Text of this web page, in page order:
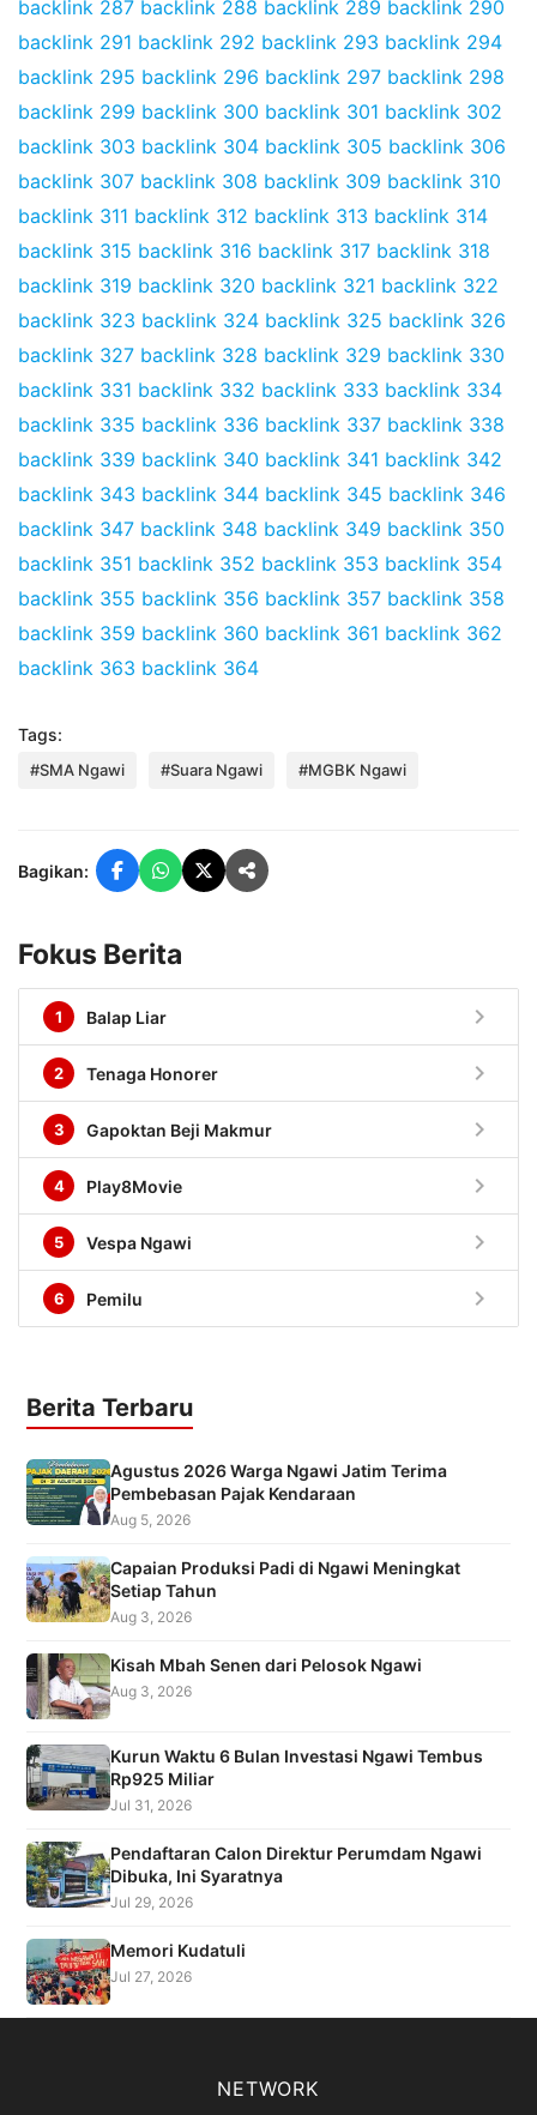
backlink 287 backlink 288 backlink 289 backlink 290
backlink 291 backlink 292 backlink 293 backlink 294
backlink 295 backlink 296 backlink 297 backlink 298
backlink 299 backlink 300 backlink 301 backlink 302
backlink 303 backlink 304 backlink 305 backlink 306
backlink 307 backlink 308 backlink 309 backlink 310
backlink 311 backlink 312 backlink 313 backlink 314
backlink 315 backlink 316 backlink 317 backlink 318
backlink 319 backlink 320 backlink 321 backlink 322
backlink 323 backlink 324 backlink 325 backlink 326
backlink 327 backlink 328 backlink 329 backlink 330
backlink 331 backlink 332 backlink 333 backlink 334
backlink 335 backlink 336 backlink 337 backlink 338
backlink 339 backlink 340 backlink 341 backlink 342
backlink 343 backlink 344 backlink 345 backlink 346
backlink 347 backlink 348 backlink 349 backlink 350
backlink 351 backlink 352 backlink 353 backlink 354
backlink 355 backlink 356 backlink 357 backlink 358
backlink 359 backlink 360 backlink 361 backlink 362
backlink 363 backlink 364
Tags:
#SMA Ngawi #Suara Ngawi #MGBK Ngawi
Bagikan:
Fokus Berita
1 Balap Liar chevron_right
2 Tenaga Honorer chevron_right
3 Gapoktan Beji Makmur chevron_right
4 Play8Movie chevron_right
5 Vespa Ngawi chevron_right
6 Pemilu chevron_right
Berita Terbaru
Agustus 2026 Warga Ngawi Jatim Terima
Pembebasan Pajak Kendaraan
Aug 5, 2026
Capaian Produksi Padi di Ngawi Meningkat
Setiap Tahun
Aug 3, 2026
Kisah Mbah Senen dari Pelosok Ngawi
Aug 3, 2026
Kurun Waktu 6 Bulan Investasi Ngawi Tembus
Rp925 Miliar
Jul 31, 2026
Pendaftaran Calon Direktur Perumdam Ngawi
Dibuka, Ini Syaratnya
Jul 29, 2026
Memori Kudatuli
Jul 27, 2026
NETWORK